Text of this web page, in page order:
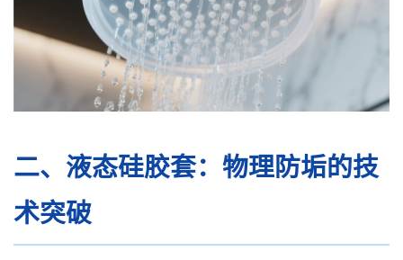
二、液态硅胶套：物理防垢的技
术突破